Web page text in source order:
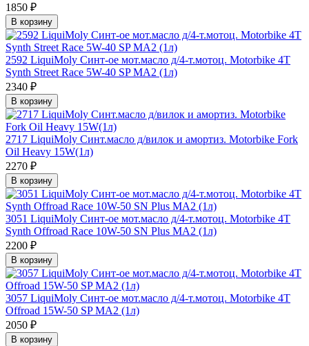
1850 ₽
В корзину
2592 LiquiMoly Синт-ое мот.масло д/4-т.мотоц. Motorbike 4T
Synth Street Race 5W-40 SP MA2 (1л)
2340 ₽
В корзину
2717 LiquiMoly Синт.масло д/вилок и амортиз. Motorbike Fork
Oil Heavy 15W(1л)
2270 ₽
В корзину
3051 LiquiMoly Синт-ое мот.масло д/4-т.мотоц. Motorbike 4T
Synth Offroad Race 10W-50 SN Plus MA2 (1л)
2200 ₽
В корзину
3057 LiquiMoly Синт-ое мот.масло д/4-т.мотоц. Motorbike 4T
Offroad 15W-50 SP MA2 (1л)
2050 ₽
В корзину